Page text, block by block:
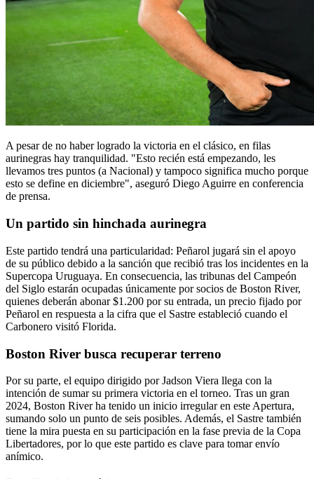
A pesar de no haber logrado la victoria en el clásico, en filas
aurinegras hay tranquilidad. "Esto recién está empezando, les
llevamos tres puntos (a Nacional) y tampoco significa mucho porque
esto se define en diciembre", aseguró Diego Aguirre en conferencia
de prensa.
Un partido sin hinchada aurinegra
Este partido tendrá una particularidad: Peñarol jugará sin el apoyo
de su público debido a la sanción que recibió tras los incidentes en la
Supercopa Uruguaya. En consecuencia, las tribunas del Campeón
del Siglo estarán ocupadas únicamente por socios de Boston River,
quienes deberán abonar $1.200 por su entrada, un precio fijado por
Peñarol en respuesta a la cifra que el Sastre estableció cuando el
Carbonero visitó Florida.
Boston River busca recuperar terreno
Por su parte, el equipo dirigido por Jadson Viera llega con la
intención de sumar su primera victoria en el torneo. Tras un gran
2024, Boston River ha tenido un inicio irregular en este Apertura,
sumando solo un punto de seis posibles. Además, el Sastre también
tiene la mira puesta en su participación en la fase previa de la Copa
Libertadores, por lo que este partido es clave para tomar envío
anímico.